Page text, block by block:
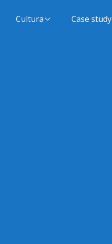
Cultura Case study